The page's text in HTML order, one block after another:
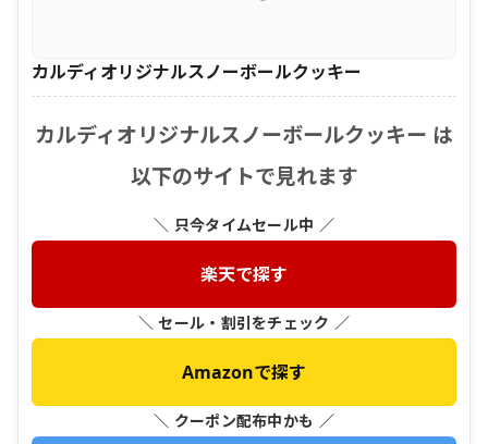
カルディオリジナルスノーボールクッキー
カルディオリジナルスノーボールクッキー は
以下のサイトで見れます
＼ 只今タイムセール中 ／
楽天で探す
＼ セール・割引をチェック ／
Amazonで探す
＼ クーポン配布中かも ／